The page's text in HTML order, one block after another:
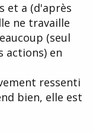
et a (d'après
ne travaille
(seul
actions) en
ressenti
bien, elle est